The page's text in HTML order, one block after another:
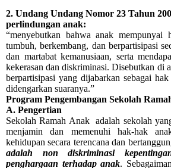
2. Undang Undang Nomor 23 Tahun
perlindungan anak:
“menyebutkan bahwa anak
tumbuh, berkembang, dan berpartisipasi
dan martabat kemanusiaan, serta
kekerasan dan diskriminasi. Disebutkan di
berpartisipasi yang dijabarkan sebagai
didengarkan suaranya.”
Program Pengembangan Sekolah
A. Pengertian
Sekolah Ramah Anak adalah sekolah
menjamin dan memenuhi hak-hak
kehidupan secara terencana dan
adalah non diskriminasi
penghargaan terhadap anak.